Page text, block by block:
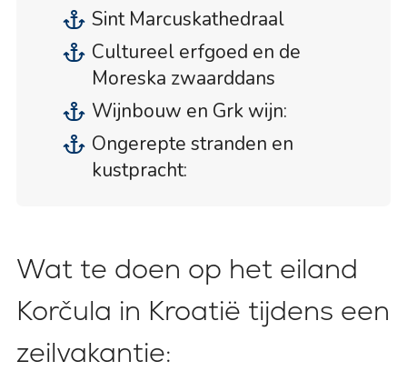
Sint Marcuskathedraal
Cultureel erfgoed en de
Moreska zwaarddans
Wijnbouw en Grk wijn:
Ongerepte stranden en
kustpracht:
Wat te doen op het eiland
Korčula in Kroatië tijdens een
zeilvakantie: